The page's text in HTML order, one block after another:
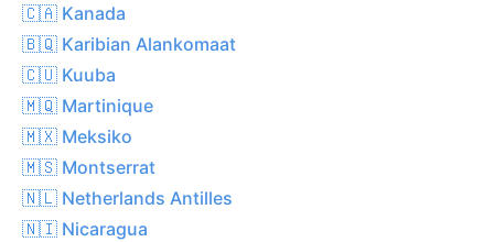
🇨🇦 Kanada
🇧🇶 Karibian Alankomaat
🇨🇺 Kuuba
🇲🇶 Martinique
🇲🇽 Meksiko
🇲🇸 Montserrat
🇳🇱 Netherlands Antilles
🇳🇮 Nicaragua